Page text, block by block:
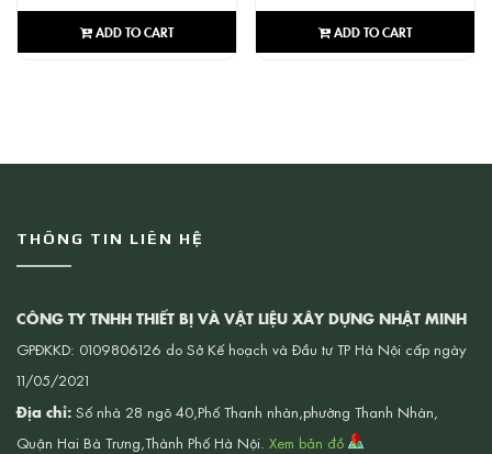
ADD TO CART ADD TO CART
THÔNG TIN LIÊN HỆ
CÔNG TY TNHH THIẾT BỊ VÀ VẬT LIỆU XÂY DỰNG NHẬT MINH
GPĐKKD: 0109806126 do Sở Kế hoạch và Đầu tư TP Hà Nội cấp ngày
11/05/2021
Địa chỉ: Số nhà 28 ngõ 40,Phố Thanh nhàn,phường Thanh Nhàn,
Quận Hai Bà Trưng,Thành Phố Hà Nội. Xem bản đồ